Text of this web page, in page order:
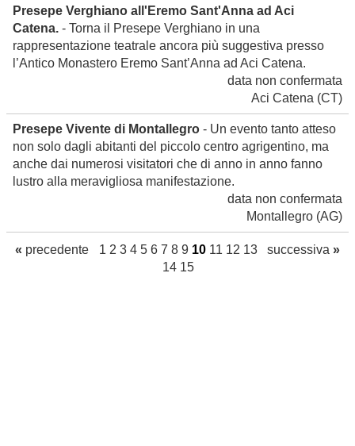
Presepe Verghiano all'Eremo Sant'Anna ad Aci
Catena. - Torna il Presepe Verghiano in una
rappresentazione teatrale ancora più suggestiva presso
l’Antico Monastero Eremo Sant’Anna ad Aci Catena.
data non confermata
Aci Catena (CT)
Presepe Vivente di Montallegro - Un evento tanto atteso
non solo dagli abitanti del piccolo centro agrigentino, ma
anche dai numerosi visitatori che di anno in anno fanno
lustro alla meravigliosa manifestazione.
data non confermata
Montallegro (AG)
« precedente 1 2 3 4 5 6 7 8 9 10 11 12 13
14 15
successiva »